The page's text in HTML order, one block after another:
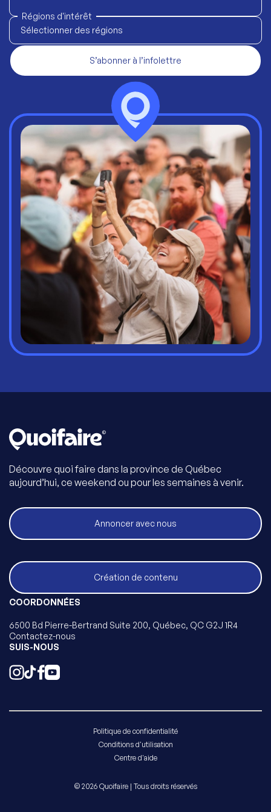
Régions d'intérêt
Sélectionner des régions
S’abonner à l’infolettre
Découvre quoi faire dans la province de Québec
aujourd’hui, ce weekend ou pour les semaines à venir.
Annoncer avec nous
Création de contenu
COORDONNÉES
6500 Bd Pierre-Bertrand Suite 200, Québec, QC G2J 1R4
Contactez-nous
SUIS-NOUS
Politique de confidentialité
Conditions d'utilisation
Centre d'aide
© 2026 Quoifaire | Tous droits réservés